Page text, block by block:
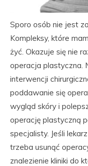
Sporo osób nie jest
Kompleksy, które
żyć. Okazuje się nie
operacja plastyczna.
interwencji
poddawanie się
wygląd skóry i
operację plastyczną
specjalisty. Jeśli
trzeba usunąć
znalezienie kliniki do